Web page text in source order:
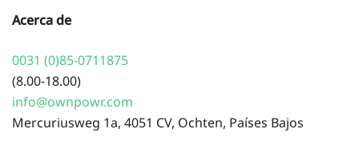
Acerca de
0031 (0)85-0711875
(8.00-18.00)
info@ownpowr.com
Mercuriusweg 1a, 4051 CV, Ochten, Países Bajos